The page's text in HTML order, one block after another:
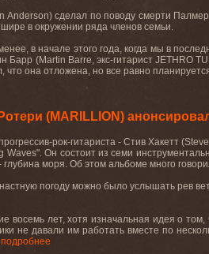
сделал по поводу смерти
в окружении ряда членов семьи.
в начале этого года, когда мы в
Барр (Martin Barre, экс-гитарист
что она отложена, но все равно
(MARILLION)
рок-гитариста - Стив Хакетт
Waves". Он состоит из семи
глубина моря. Об этом альбоме много
погоду можно было услышать рев
восемь лет, хотя изначальная идея о
не давали им работать вместе по
подробнее